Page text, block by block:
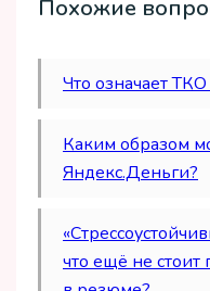
Похожие
Что означает
Каким образом
Яндекс.Деньги?
что ещё не стоит